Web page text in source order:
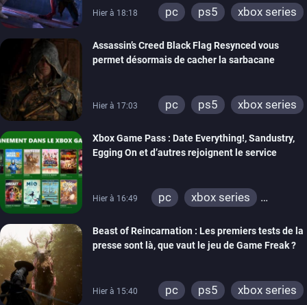
Hier à 18:18 pc ps5 xbox series
Assassin’s Creed Black Flag Resynced vous
permet désormais de cacher la sarbacane
Hier à 17:03 pc ps5 xbox series
Xbox Game Pass : Date Everything!, Sandustry,
Egging On et d’autres rejoignent le service
Hier à 16:49 pc
xbox series
Beast of Reincarnation : Les premiers tests de la
presse sont là, que vaut le jeu de Game Freak ?
Hier à 15:40 pc ps5 xbox series